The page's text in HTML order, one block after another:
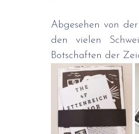
Abgesehen von
den vielen
Botschaften der